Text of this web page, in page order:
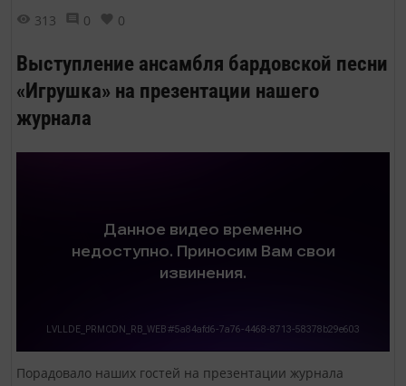
313
0 0
Выступление ансамбля бардовской песни
«Игрушка» на презентации нашего
журнала
Порадовало наших гостей на презентации журнала